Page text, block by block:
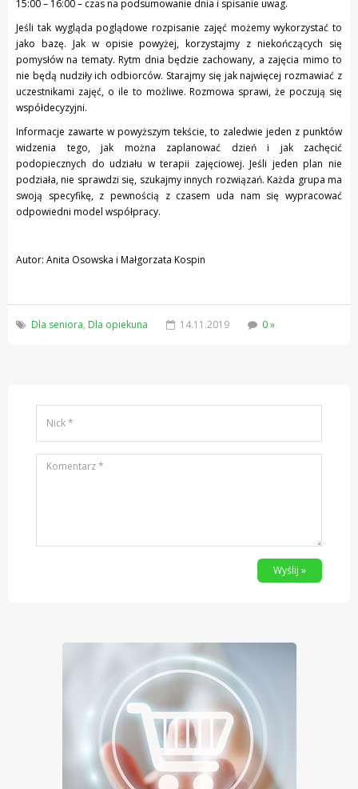
15:00 – 16:00 – czas na podsumowanie dnia i spisanie uwag.
Jeśli tak wygląda poglądowe rozpisanie zajęć możemy wykorzystać to
jako bazę. Jak w opisie powyżej, korzystajmy z niekończących się
pomysłów na tematy. Rytm dnia będzie zachowany, a zajęcia mimo to
nie będą nudziły ich odbiorców. Starajmy się jak najwięcej rozmawiać z
uczestnikami zajęć, o ile to możliwe. Rozmowa sprawi, że poczują się
współdecyzyjni.
Informacje zawarte w powyższym tekście, to zaledwie jeden z punktów
widzenia tego, jak można zaplanować dzień i jak zachęcić
podopiecznych do udziału w terapii zajęciowej. Jeśli jeden plan nie
podziała, nie sprawdzi się, szukajmy innych rozwiązań. Każda grupa ma
swoją specyfikę, z pewnością z czasem uda nam się wypracować
odpowiedni model współpracy.
Autor: Anita Osowska i Małgorzata Kospin
Dla seniora, Dla opiekuna 14.11.2019 0 »
Wyślij »